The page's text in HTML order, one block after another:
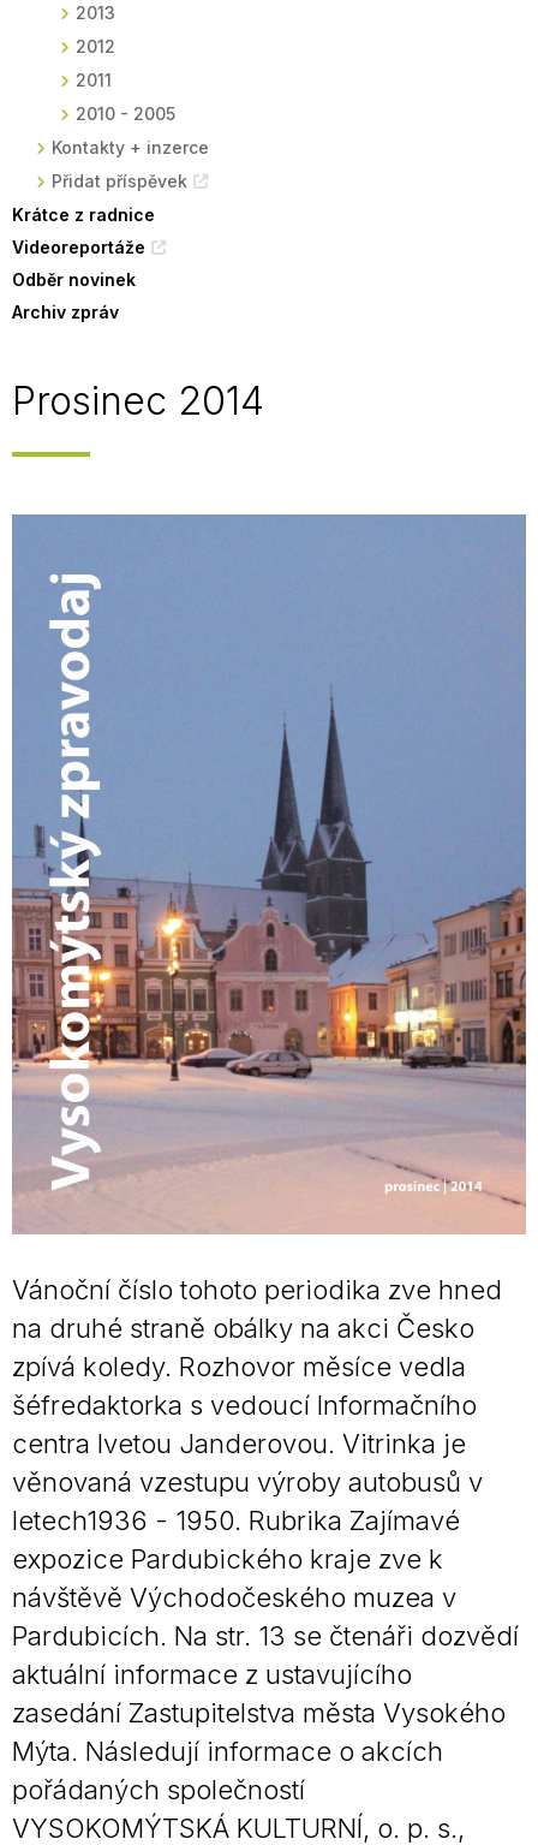
2013
2012
2011
2010 - 2005
Kontakty + inzerce
Přidat příspěvek
Krátce z radnice
Videoreportáže
Odběr novinek
Archiv zpráv
Prosinec 2014
Vánoční číslo tohoto periodika zve hned
na druhé straně obálky na akci Česko
zpívá koledy. Rozhovor měsíce vedla
šéfredaktorka s vedoucí Informačního
centra Ivetou Janderovou. Vitrinka je
věnovaná vzestupu výroby autobusů v
letech1936 - 1950. Rubrika Zajímavé
expozice Pardubického kraje zve k
návštěvě Východočeského muzea v
Pardubicích. Na str. 13 se čtenáři dozvědí
aktuální informace z ustavujícího
zasedání Zastupitelstva města Vysokého
Mýta. Následují informace o akcích
pořádaných společností
VYSOKOMÝTSKÁ KULTURNÍ, o. p. s.,